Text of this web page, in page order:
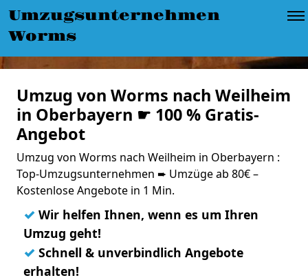
Umzugsunternehmen
Worms
Umzug von Worms nach Weilheim
in Oberbayern ☛ 100 % Gratis-
Angebot
Umzug von Worms nach Weilheim in Oberbayern :
Top-Umzugsunternehmen ➨ Umzüge ab 80€ –
Kostenlose Angebote in 1 Min.
✓ Wir helfen Ihnen, wenn es um Ihren
Umzug geht!
✓ Schnell & unverbindlich Angebote
erhalten!